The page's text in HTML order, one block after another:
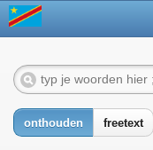
onthouden freetext